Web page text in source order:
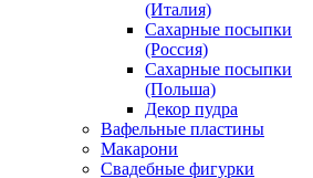
(Италия)
Сахарные посыпки
(Россия)
Сахарные посыпки
(Польша)
Декор пудра
Вафельные пластины
Макарони
Свадебные фигурки